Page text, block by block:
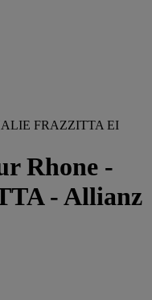
FRAZZITTA EI
Rhone -
- Allianz